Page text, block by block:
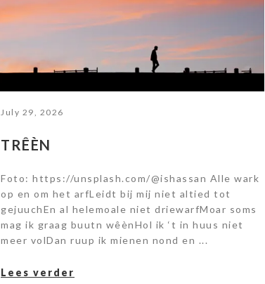
July 29, 2026
TRÊÈN
Foto: https://unsplash.com/@ishassan Alle wark
op en om het arfLeidt bij mij niet altied tot
gejuuchEn al helemoale niet driewarfMoar soms
mag ik graag buutn wêènHol ik ‘t in huus niet
meer volDan ruup ik mienen nond en ...
Lees verder